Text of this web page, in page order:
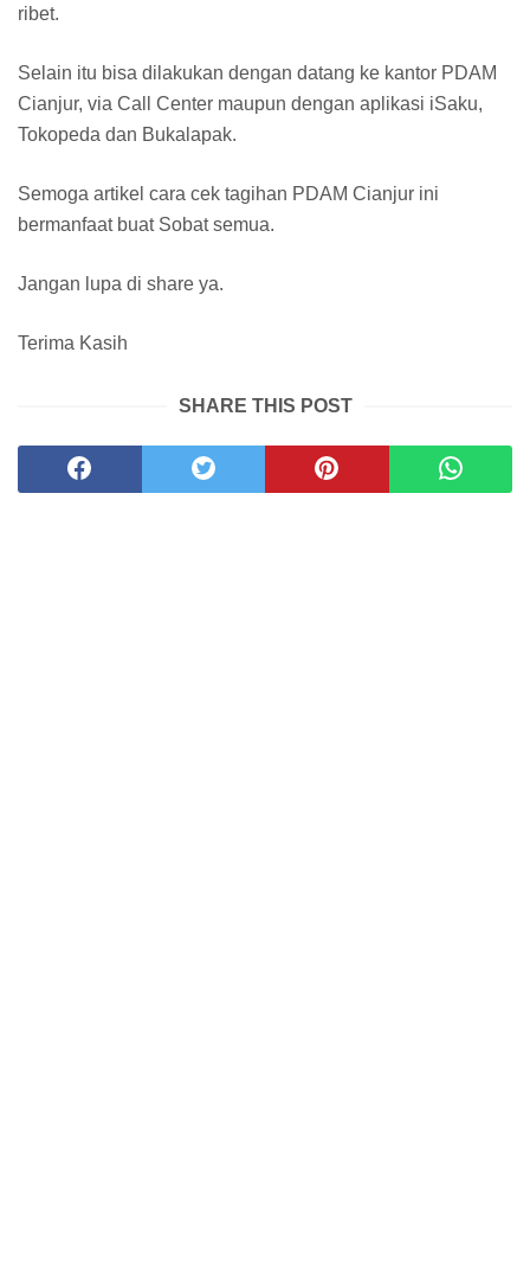
ribet.
Selain itu bisa dilakukan dengan datang ke kantor PDAM
Cianjur, via Call Center maupun dengan aplikasi iSaku,
Tokopeda dan Bukalapak.
Semoga artikel cara cek tagihan PDAM Cianjur ini
bermanfaat buat Sobat semua.
Jangan lupa di share ya.
Terima Kasih
SHARE THIS POST